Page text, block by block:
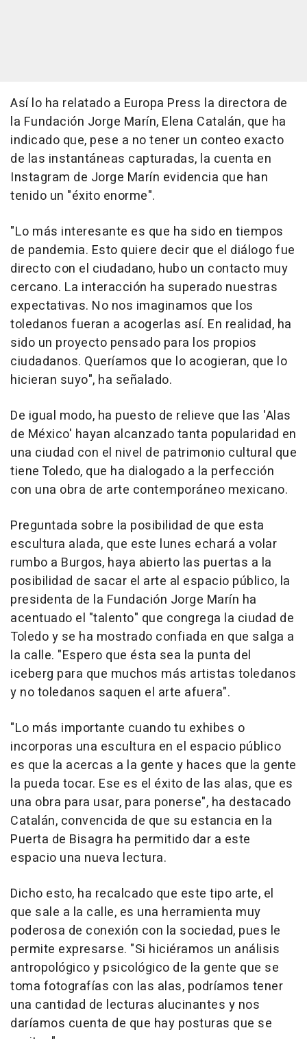
Así lo ha relatado a Europa Press la directora de
la Fundación Jorge Marín, Elena Catalán, que ha
indicado que, pese a no tener un conteo exacto
de las instantáneas capturadas, la cuenta en
Instagram de Jorge Marín evidencia que han
tenido un "éxito enorme".
"Lo más interesante es que ha sido en tiempos
de pandemia. Esto quiere decir que el diálogo fue
directo con el ciudadano, hubo un contacto muy
cercano. La interacción ha superado nuestras
expectativas. No nos imaginamos que los
toledanos fueran a acogerlas así. En realidad, ha
sido un proyecto pensado para los propios
ciudadanos. Queríamos que lo acogieran, que lo
hicieran suyo", ha señalado.
De igual modo, ha puesto de relieve que las 'Alas
de México' hayan alcanzado tanta popularidad en
una ciudad con el nivel de patrimonio cultural que
tiene Toledo, que ha dialogado a la perfección
con una obra de arte contemporáneo mexicano.
Preguntada sobre la posibilidad de que esta
escultura alada, que este lunes echará a volar
rumbo a Burgos, haya abierto las puertas a la
posibilidad de sacar el arte al espacio público, la
presidenta de la Fundación Jorge Marín ha
acentuado el "talento" que congrega la ciudad de
Toledo y se ha mostrado confiada en que salga a
la calle. "Espero que ésta sea la punta del
iceberg para que muchos más artistas toledanos
y no toledanos saquen el arte afuera".
"Lo más importante cuando tu exhibes o
incorporas una escultura en el espacio público
es que la acercas a la gente y haces que la gente
la pueda tocar. Ese es el éxito de las alas, que es
una obra para usar, para ponerse", ha destacado
Catalán, convencida de que su estancia en la
Puerta de Bisagra ha permitido dar a este
espacio una nueva lectura.
Dicho esto, ha recalcado que este tipo arte, el
que sale a la calle, es una herramienta muy
poderosa de conexión con la sociedad, pues le
permite expresarse. "Si hiciéramos un análisis
antropológico y psicológico de la gente que se
toma fotografías con las alas, podríamos tener
una cantidad de lecturas alucinantes y nos
daríamos cuenta de que hay posturas que se